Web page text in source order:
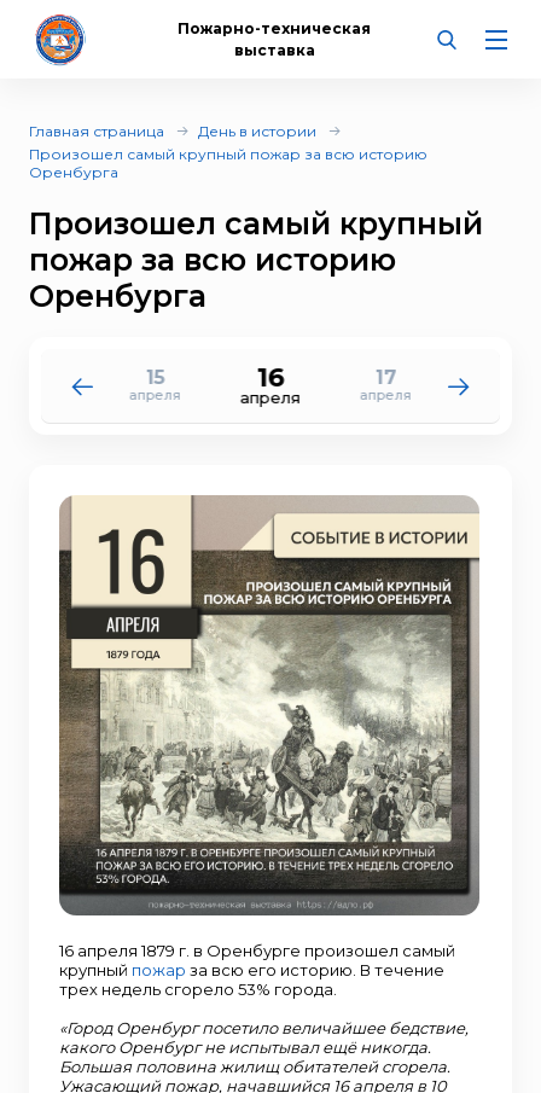
Пожарно-техническая
выставка
Главная страница
День в истории
Произошел самый крупный пожар за всю историю
Оренбурга
Произошел самый крупный
пожар за всю историю
Оренбурга
15
апреля
16
апреля
17
апреля
16 апреля 1879 г. в Оренбурге произошел самый
крупный пожар за всю его историю. В течение
трех недель сгорело 53% города.
«Город Оренбург посетило величайшее бедствие,
какого Оренбург не испытывал ещё никогда.
Большая половина жилищ обитателей сгорела.
Ужасающий пожар, начавшийся 16 апреля в 10